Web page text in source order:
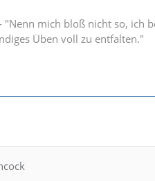
"Nenn mich bloß nicht so, ich
Üben voll zu entfalten."